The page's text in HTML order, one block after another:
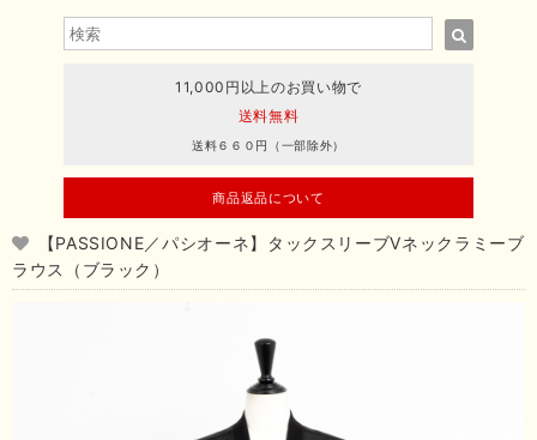
11,000円以上のお買い物で
送料無料
送料６６０円（一部除外）
商品返品について
【PASSIONE／パシオーネ】タックスリーブVネックラミーブ
ラウス（ブラック）